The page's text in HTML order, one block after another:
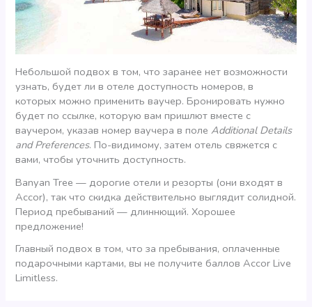
Небольшой подвох в том, что заранее нет возможности
узнать, будет ли в отеле доступность номеров, в
которых можно применить ваучер. Бронировать нужно
будет по ссылке, которую вам пришлют вместе с
ваучером, указав номер ваучера в полеAdditional Details
and Preferences. По-видимому, затем отель свяжется с
вами, чтобы уточнить доступность.
Banyan Tree — дорогие отели и резорты (они входят в
Accor), так что скидка действительно выглядит солидной.
Период пребываний — длиннющий. Хорошее
предложение!
Главный подвох в том, что за пребывания, оплаченные
подарочными картами, вы не получите баллов Accor Live
Limitless.